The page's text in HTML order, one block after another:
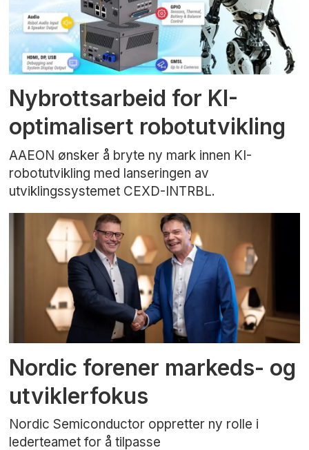
Nybrottsarbeid for KI-
optimalisert robotutvikling
AAEON ønsker å bryte ny mark innen KI-
robotutvikling med lanseringen av
utviklingssystemet CEXD-INTRBL.
Nordic forener markeds- og
utviklerfokus
Nordic Semiconductor oppretter ny rolle i
lederteamet for å tilpasse